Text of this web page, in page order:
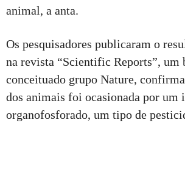
animal, a anta.
Os pesquisadores publicaram o
na revista “Scientific Reports”, um
conceituado grupo Nature,
dos animais foi ocasionada por um
organofosforado, um tipo de